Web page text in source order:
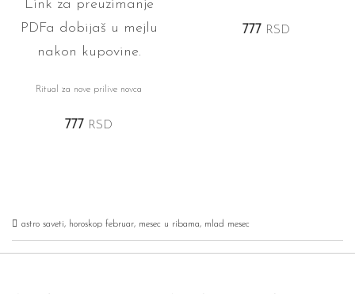
Ritual za nove prilive novca
777 RSD
777 RSD
astro saveti, horoskop februar, mesec u ribama, mlad mesec